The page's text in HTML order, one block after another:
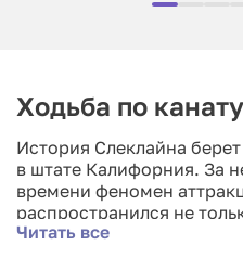
Ходьба по
История Слеклайна
в штате Калифорния. За
времени феномен
распространился не
по всему миру. Slackline —
Читать все